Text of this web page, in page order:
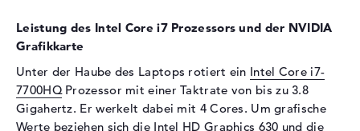
Besonderheiten
Display, matt, LED-
Kartenleser
Unterstützte Flash-
SDHC, SDXC, SD Memory
Leistung des Intel Core i7 Prozessors und der NVIDIA
Grafikkarte
Unter der Haube des Laptops rotiert ein Intel Core i7-
7700HQProzessor mit einer Taktrate von bis zu 3.8
Gigahertz. Er werkelt dabei mit 4 Cores. Um grafische
Werte beziehen sich die Intel HD Graphics 630 und die